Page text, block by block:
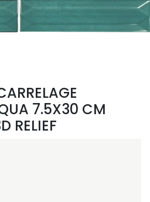
7.5X30 CM
RELIEF